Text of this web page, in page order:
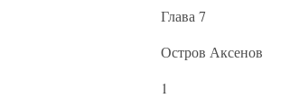
Глава 7
Остров Аксенов
1